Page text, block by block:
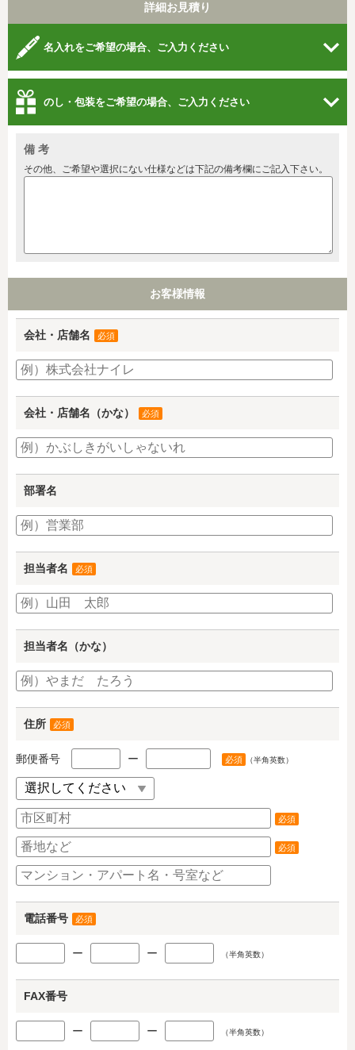
詳細お見積り
名入れをご希望の場合、ご入力ください
のし・包装をご希望の場合、ご入力ください
備 考
その他、ご希望や選択にない仕様などは下記の備考欄にご記入下さい。
お客様情報
会社・店舗名 必須
会社・店舗名（かな） 必須
部署名
担当者名 必須
担当者名（かな）
住所 必須
郵便番号 ー 必須 （半角英数）
必須
必須
電話番号 必須
ー ー （半角英数）
FAX番号
ー ー （半角英数）